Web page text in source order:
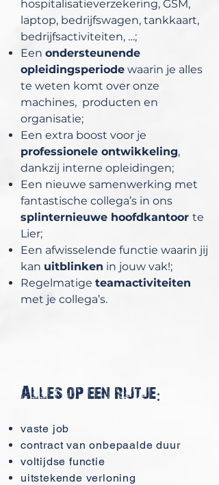
hospitalisatieverzekering, GSM,
laptop, bedrijfswagen, tankkaart,
bedrijfsactiviteiten, …;
Een ondersteunende
opleidingsperiode waarin je alles
te weten komt over onze
machines, producten en
organisatie;
Een extra boost voor je
professionele ontwikkeling,
dankzij interne opleidingen;
Een nieuwe samenwerking met
fantastische collega’s in ons
splinternieuwe hoofdkantoor te
Lier;
Een afwisselende functie waarin jij
kan uitblinken in jouw vak!;
Regelmatige teamactiviteiten
met je collega’s.
Alles op een rijtje:
vaste job
contract van onbepaalde duur
voltijdse functie
uitstekende verloning